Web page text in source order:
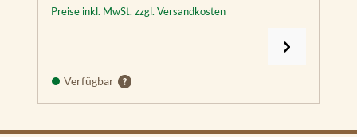
Preise inkl. MwSt. zzgl. Versandkosten
Verfügbar